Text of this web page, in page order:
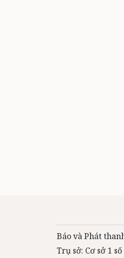
Báo và Phát
Trụ sở: Cơ sở 1